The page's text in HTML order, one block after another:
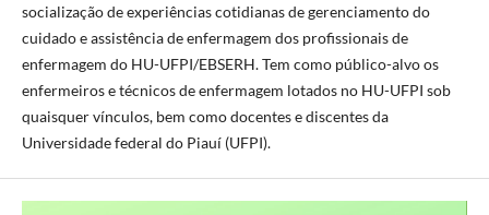
socialização de experiências cotidianas de gerenciamento do
cuidado e assistência de enfermagem dos profissionais de
enfermagem do HU-UFPI/EBSERH. Tem como público-alvo os
enfermeiros e técnicos de enfermagem lotados no HU-UFPI sob
quaisquer vínculos, bem como docentes e discentes da
Universidade federal do Piauí (UFPI).